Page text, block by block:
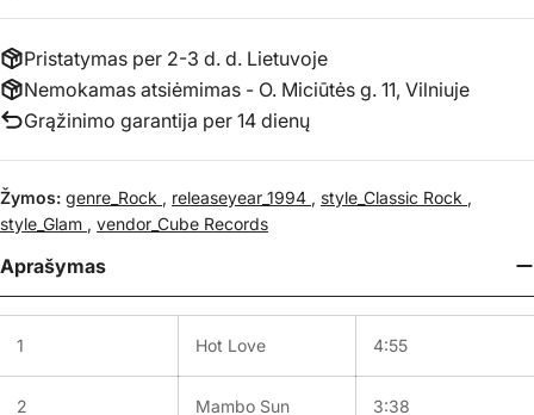
Pristatymas per 2-3 d. d. Lietuvoje
Nemokamas atsiėmimas - O. Miciūtės g. 11, Vilniuje
Grąžinimo garantija per 14 dienų
Žymos: genre_Rock , releaseyear_1994 , style_Classic Rock ,
style_Glam , vendor_Cube Records
Aprašymas
1 Hot Love 4:55
2 Mambo Sun 3:38